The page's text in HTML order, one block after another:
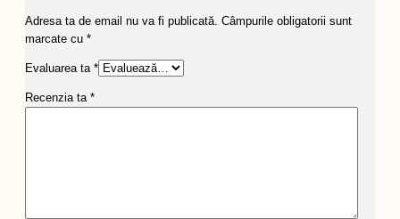
Adresa ta de email nu va fi publicată. Câmpurile obligatorii sunt
marcate cu *
Evaluarea ta *
Recenzia ta *